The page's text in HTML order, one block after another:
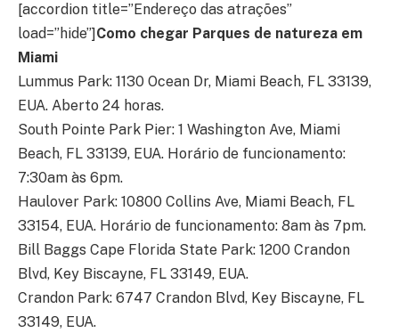
[accordion title=”Endereço das atrações”
load=”hide”] Como chegar Parques de natureza em
Miami
Lummus Park: 1130 Ocean Dr, Miami Beach, FL 33139,
EUA. Aberto 24 horas.
South Pointe Park Pier: 1 Washington Ave, Miami
Beach, FL 33139, EUA. Horário de funcionamento:
7:30am às 6pm.
Haulover Park: 10800 Collins Ave, Miami Beach, FL
33154, EUA. Horário de funcionamento: 8am às 7pm.
Bill Baggs Cape Florida State Park: 1200 Crandon
Blvd, Key Biscayne, FL 33149, EUA.
Crandon Park: 6747 Crandon Blvd, Key Biscayne, FL
33149, EUA.